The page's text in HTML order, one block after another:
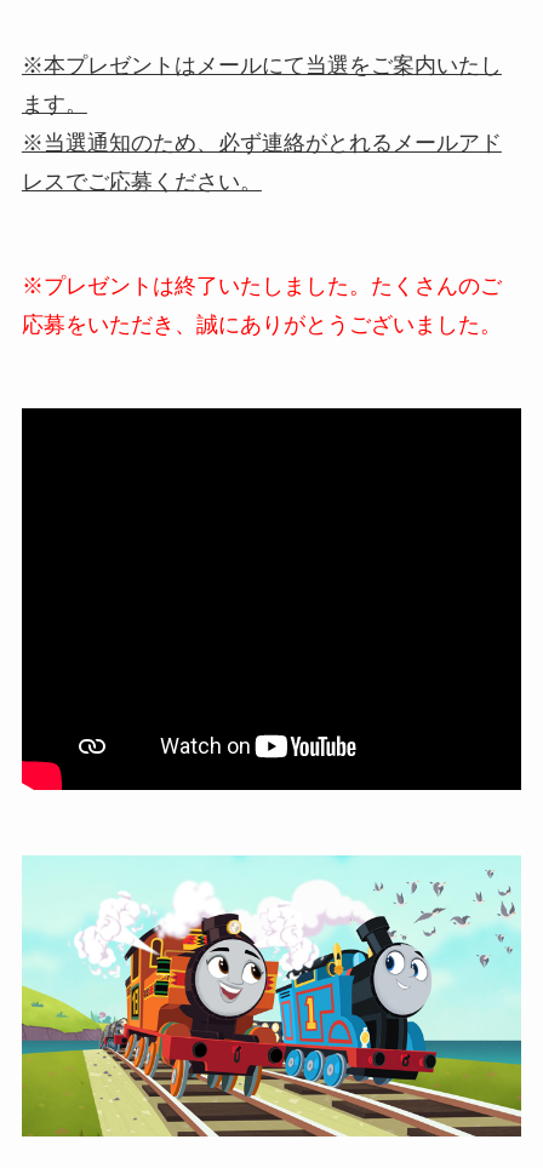
※本プレゼントはメールにて当選をご案内いたし
ます。
※当選通知のため、必ず連絡がとれるメールアド
レスでご応募ください。
※プレゼントは終了いたしました。たくさんのご
応募をいただき、誠にありがとうございました。